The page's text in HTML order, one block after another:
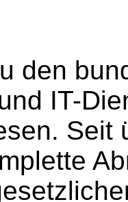
den
IT-
Seit